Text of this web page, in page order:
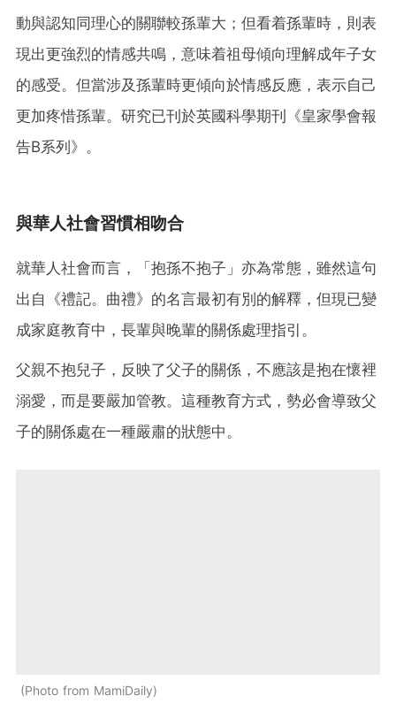
動與認知同理心的關聯較孫輩大；但看着孫輩時，則表
現出更強烈的情感共鳴，意味着祖母傾向理解成年子女
的感受。但當涉及孫輩時更傾向於情感反應，表示自己
更加疼惜孫輩。研究已刊於英國科學期刊《皇家學會報
告B系列》。
與華人社會習慣相吻合
就華人社會而言，「抱孫不抱子」亦為常態，雖然這句
出自《禮記。曲禮》的名言最初有別的解釋，但現已變
成家庭教育中，長輩與晚輩的關係處理指引。
父親不抱兒子，反映了父子的關係，不應該是抱在懷裡
溺愛，而是要嚴加管教。這種教育方式，勢必會導致父
子的關係處在一種嚴肅的狀態中。
Photo from MamiDaily